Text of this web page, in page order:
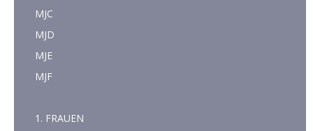
MJC
MJD
MJE
MJF
1. FRAUEN